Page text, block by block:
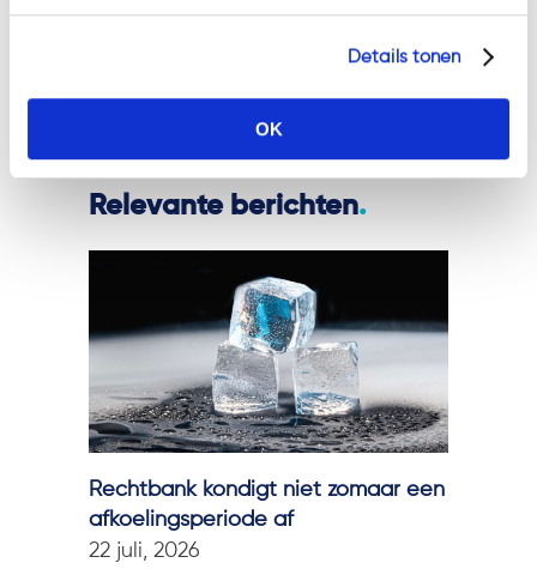
Details tonen
OK
met een waarde van € 55
Relevante berichten.
Rechtbank kondigt niet zomaar een
afkoelingsperiode af
22 juli, 2026